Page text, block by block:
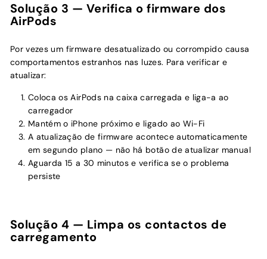
Solução 3 — Verifica o firmware dos
AirPods
Por vezes um firmware desatualizado ou corrompido causa
comportamentos estranhos nas luzes. Para verificar e
atualizar:
Coloca os AirPods na caixa carregada e liga-a ao
carregador
Mantém o iPhone próximo e ligado ao Wi-Fi
A atualização de firmware acontece automaticamente
em segundo plano — não há botão de atualizar manual
Aguarda 15 a 30 minutos e verifica se o problema
persiste
Solução 4 — Limpa os contactos de
carregamento